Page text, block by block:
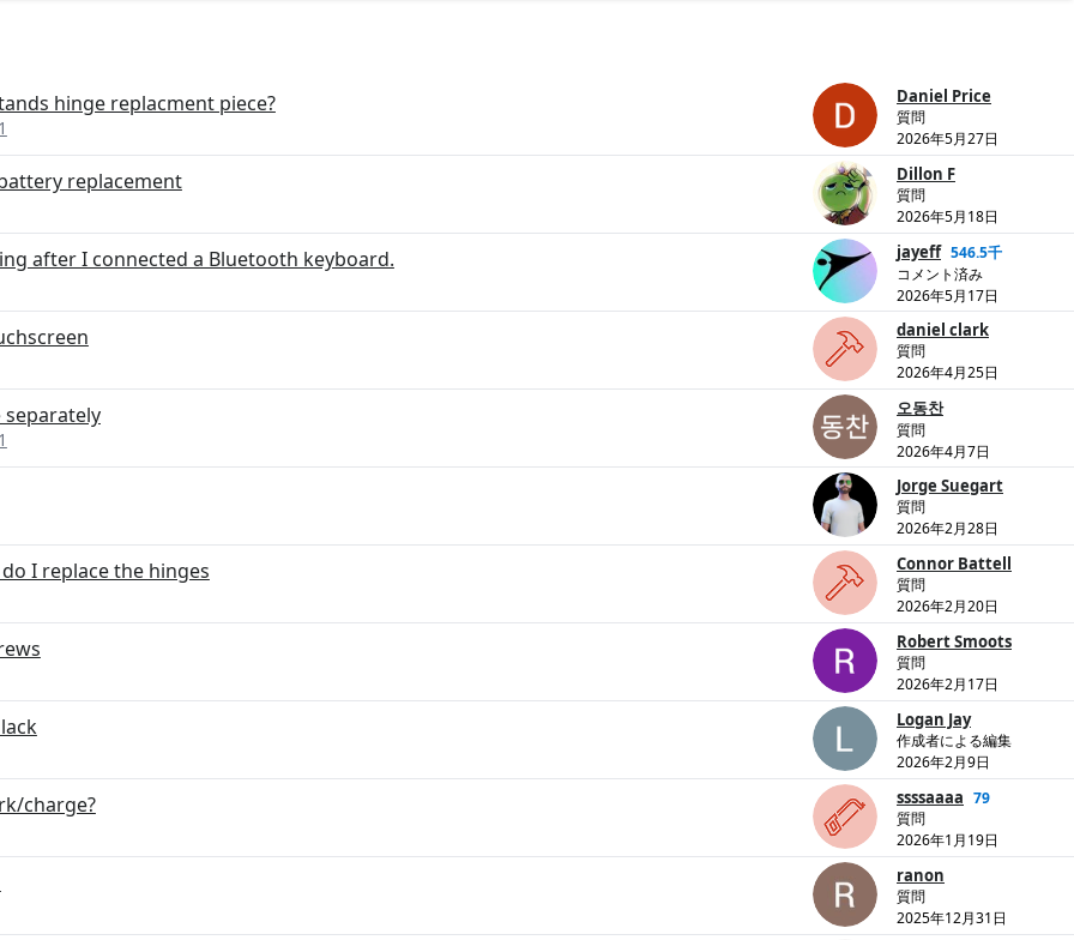
hinge replacment piece? Daniel Price
質問
2026年5月27日
replacement Dillon F
質問
2026年5月18日
after I connected a Bluetooth keyboard. jayeff 546.5千
コメント済み
2026年5月17日
daniel clark
質問
2026年4月25日
오동찬
質問
2026年4月7日
Jorge Suegart
質問
2026年2月28日
I replace the hinges Connor Battell
質問
2026年2月20日
Robert Smoots
質問
2026年2月17日
Logan Jay
作成者による編集
2026年2月9日
charge? ssssaaaa 79
質問
2026年1月19日
ranon
質問
2025年12月31日